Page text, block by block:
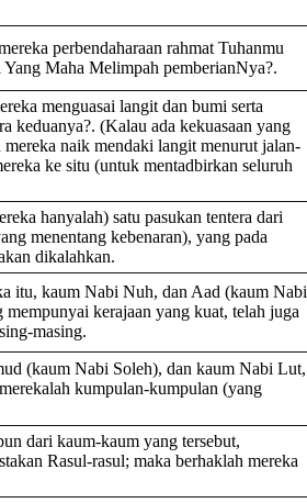
perbendaharaan rahmat Tuhanmu
Maha Melimpah pemberianNya?.
menguasai langit dan bumi serta
keduanya?. (Kalau ada kekuasaan yang
naik mendaki langit menurut jalan-
ke situ (untuk mentadbirkan seluruh
hanyalah) satu pasukan tentera dari
menentang kebenaran), yang pada
dikalahkan.
itu, kaum Nabi Nuh, dan Aad (kaum Nabi
kerajaan yang kuat, telah juga
masing.
(kaum Nabi Soleh), dan kaum Nabi Lut,
kumpulan-kumpulan (yang
dari kaum-kaum yang tersebut,
Rasul-rasul; maka berhaklah mereka